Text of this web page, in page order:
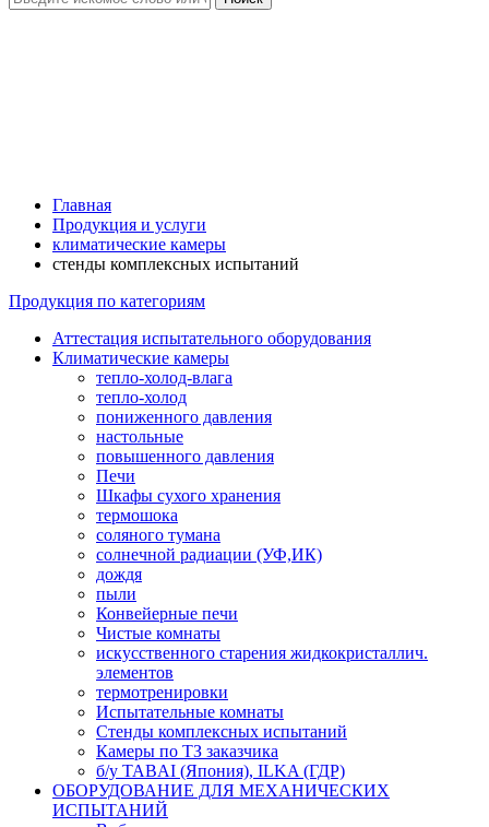
Главная
Продукция и услуги
климатические камеры
стенды комплексных испытаний
Продукция по категориям
Аттестация испытательного оборудования
Климатические камеры
тепло-холод-влага
тепло-холод
пониженного давления
настольные
повышенного давления
Печи
Шкафы сухого хранения
термошока
соляного тумана
солнечной радиации (УФ,ИК)
дождя
пыли
Конвейерные печи
Чистые комнаты
искусственного старения жидкокристаллич.
элементов
термотренировки
Испытательные комнаты
Стенды комплексных испытаний
Камеры по ТЗ заказчика
б/у TABAI (Япония), ILKA (ГДР)
ОБОРУДОВАНИЕ ДЛЯ МЕХАНИЧЕСКИХ
ИСПЫТАНИЙ